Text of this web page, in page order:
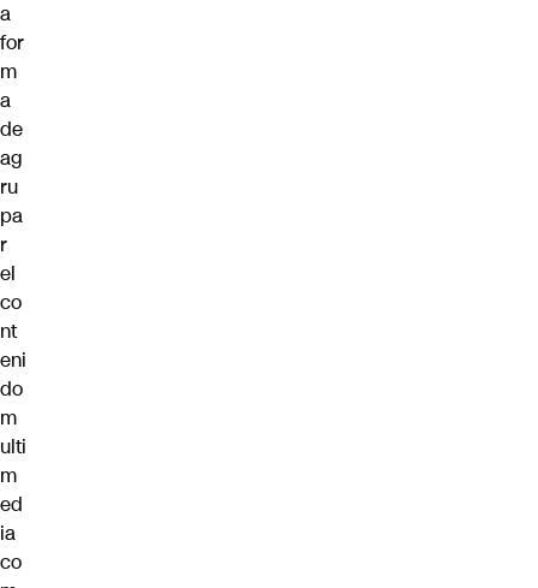
a
for
m
a
de
ag
ru
pa
r
el
co
nt
eni
do
m
ulti
m
ed
ia
co